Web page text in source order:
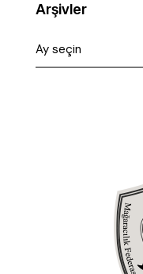
Arşivler